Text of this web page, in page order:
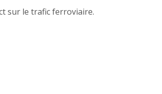
sur le trafic ferroviaire.